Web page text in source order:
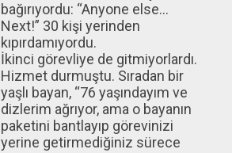
bağırıyordu: “Anyone else…
Next!” 30 kişi yerinden
kıpırdamıyordu.
İkinci görevliye de gitmiyorlardı.
Hizmet durmuştu. Sıradan bir
yaşlı bayan, “76 yaşındayım ve
dizlerim ağrıyor, ama o bayanın
paketini bantlayıp görevinizi
yerine getirmediğiniz sürece